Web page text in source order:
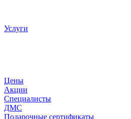
Услуги
Цены
Акции
Специалисты
ДМС
Подарочные сертификаты